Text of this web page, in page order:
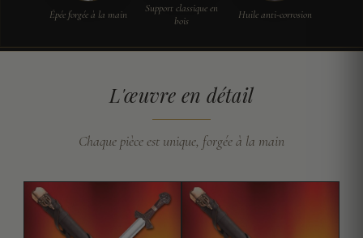
Épée forgée à la main
Support classique en
bois
Huile anti-corrosion
L'œuvre en détail
Chaque pièce est unique, forgée à la main